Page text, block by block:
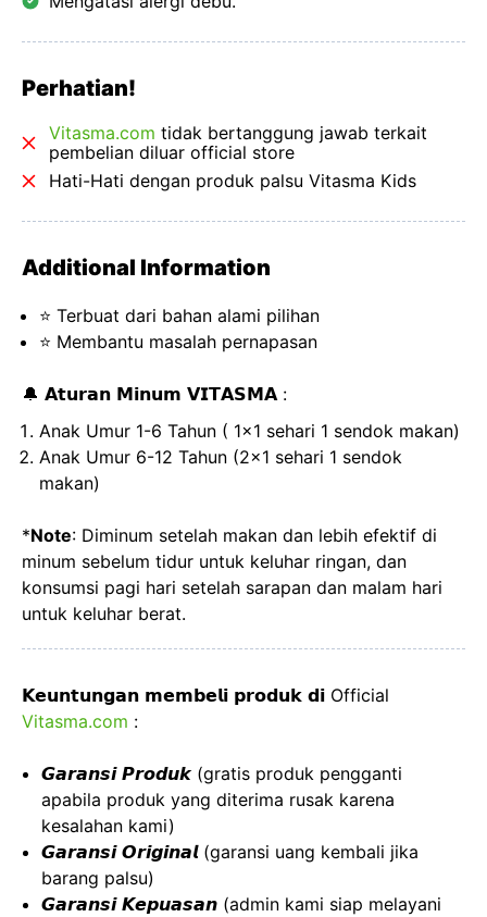
Perhatian!
Vitasma.com tidak bertanggung jawab terkait
pembelian diluar official store
Hati-Hati dengan produk palsu Vitasma Kids
Additional Information
⭐ Terbuat dari bahan alami pilihan
⭐ Membantu masalah pernapasan
🔔 𝗔𝘁𝘂𝗿𝗮𝗻 𝗠𝗶𝗻𝘂𝗺 𝗩𝗜𝗧𝗔𝗦𝗠𝗔 :
Anak Umur 1-6 Tahun ( 1x1 sehari 1 sendok makan)
Anak Umur 6-12 Tahun (2x1 sehari 1 sendok
makan)
*Note: Diminum setelah makan dan lebih efektif di
minum sebelum tidur untuk keluhar ringan, dan
konsumsi pagi hari setelah sarapan dan malam hari
untuk keluhar berat.
𝗞𝗲𝘂𝗻𝘁𝘂𝗻𝗴𝗮𝗻 𝗺𝗲𝗺𝗯𝗲𝗹𝗶 𝗽𝗿𝗼𝗱𝘂𝗸 𝗱𝗶 Official
Vitasma.com :
𝙂𝙖𝙧𝙖𝙣𝙨𝙞 𝙋𝙧𝙤𝙙𝙪𝙠 (gratis produk pengganti
apabila produk yang diterima rusak karena
kesalahan kami)
𝙂𝙖𝙧𝙖𝙣𝙨𝙞 𝙊𝙧𝙞𝙜𝙞𝙣𝙖𝙡 (garansi uang kembali jika
barang palsu)
𝙂𝙖𝙧𝙖𝙣𝙨𝙞 𝙆𝙚𝙥𝙪𝙖𝙨𝙖𝙣 (admin kami siap melayani